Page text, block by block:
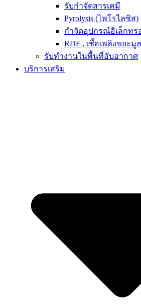
รับกำจัดสารเคมี
Pyrolysis (ไพโรไลซิส)
กำจัดอุปกรณ์อิเล็กทร
RDF , เชื้อเพลิงขยะมู
รับทำงานในพื้นที่อับอากาศ
บริการเสริม